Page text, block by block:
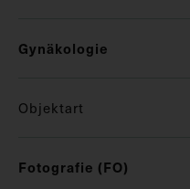
Gynäkologie
Objektart
Fotografie (FO)